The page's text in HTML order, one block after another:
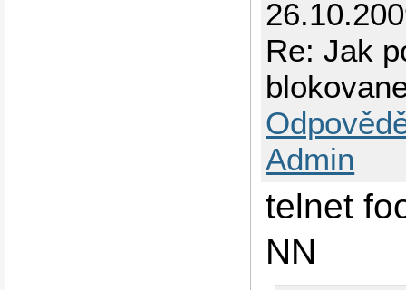
Re: Jak
Admin
telnet
NN